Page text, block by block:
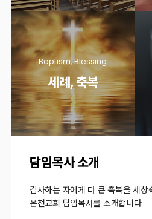
Baptism, Blessing
세례, 축복
담임목사 소개
감사하는 자에게 더 큰 축복을 세
온천교회 담임목사를 소개합니다.